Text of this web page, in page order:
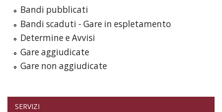
Bandi pubblicati
Bandi scaduti - Gare in espletamento
Determine e Avvisi
Gare aggiudicate
Gare non aggiudicate
SERVIZI